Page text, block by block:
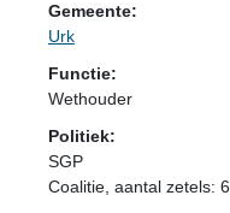
Gemeente:
Urk
Functie:
Wethouder
Politiek:
SGP
Coalitie , aantal zetels: 6